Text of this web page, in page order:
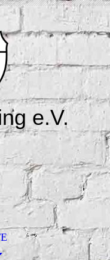
e.V.